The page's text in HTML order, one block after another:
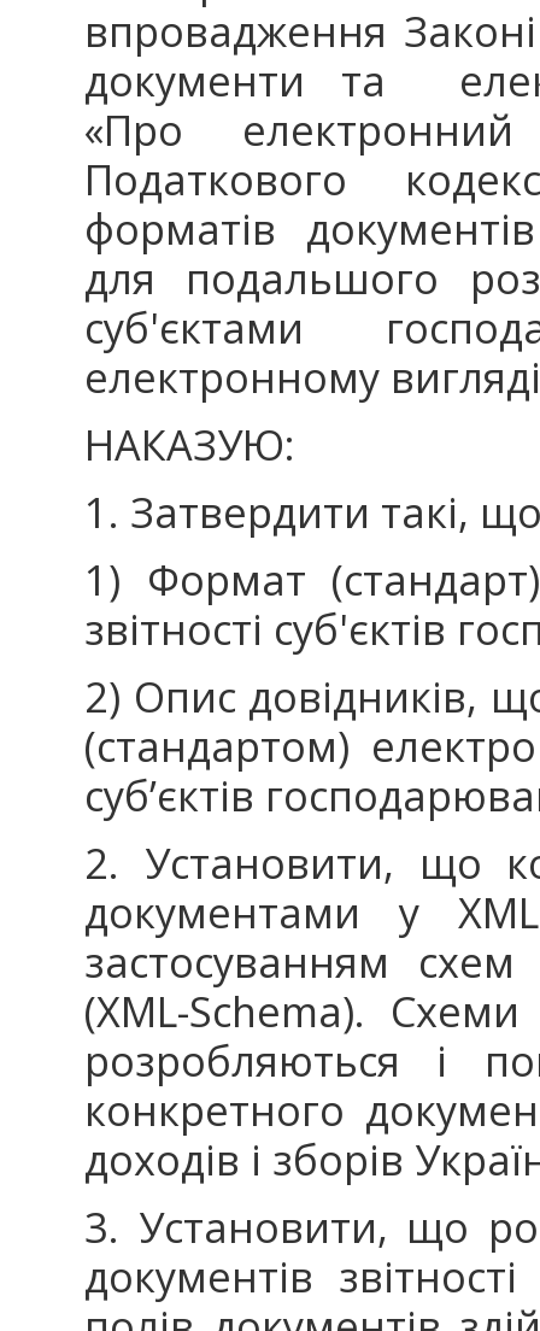
впровадження
документи та
«Про
Податкового
форматів
для подальшого
суб'єктами
електронному
НАКАЗУЮ:
1. Затвердити такі,
1) Формат
звітності суб'єктів
2) Опис довідників,
(стандартом)
суб’єктів
2. Установити, що
документами у
застосуванням
(XML-Schema).
розробляються і
конкретного
доходів і зборів
3. Установити, що
документів